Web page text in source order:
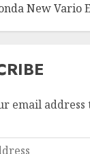
New Vario
email address